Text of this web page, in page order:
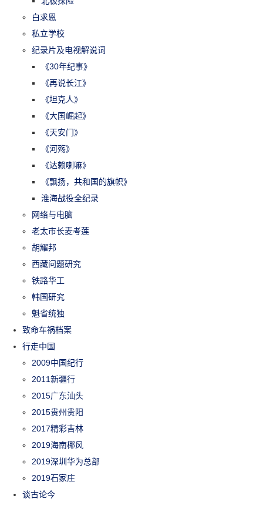
白求恩
私立学校
纪录片及电视解说词
《30年纪事》
《再说长江》
《坦克人》
《大国崛起》
《天安门》
《河殇》
《达赖喇嘛》
《飘扬，共和国的旗帜》
淮海战役全纪录
网络与电脑
老太市长麦考莲
胡耀邦
西藏问题研究
铁路华工
韩国研究
魁省统独
致命车祸档案
行走中国
2009中国纪行
2011新疆行
2015广东汕头
2015贵州贵阳
2017精彩吉林
2019海南椰风
2019深圳华为总部
2019石家庄
谈古论今